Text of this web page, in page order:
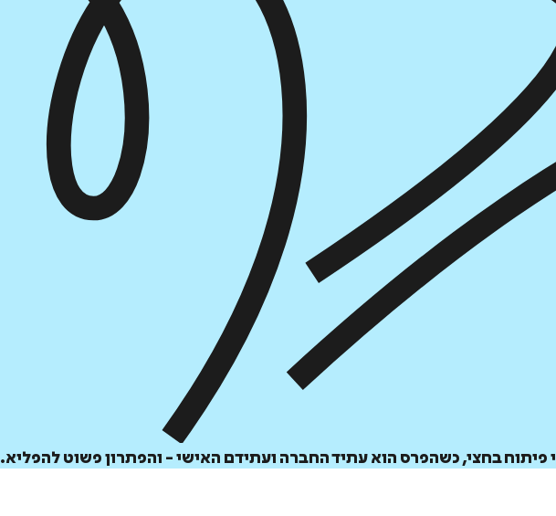
איזה פורמט בא לך?
דיגיטלי
45
בחצי, כשהפרס הוא עתיד החברה ועתידם האישי - והפתרון פשוט להפליא.